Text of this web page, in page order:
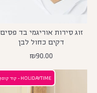
זוג סירות אוריגמי בד פסים
דקים כחול לבן
₪90.00
HOLIDAYTIME - קוד קופון